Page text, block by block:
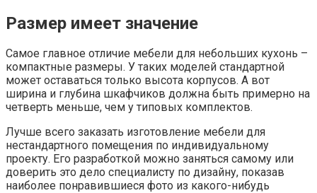
Размер имеет значение
Самое главное отличие мебели для небольших кухонь –
компактные размеры. У таких моделей стандартной
может оставаться только высота корпусов. А вот
ширина и глубина шкафчиков должна быть примерно на
четверть меньше, чем у типовых комплектов.
Лучше всего заказать изготовление мебели для
нестандартного помещения по индивидуальному
проекту. Его разработкой можно заняться самому или
доверить это дело специалисту по дизайну, показав
наиболее понравившиеся фото из какого-нибудь